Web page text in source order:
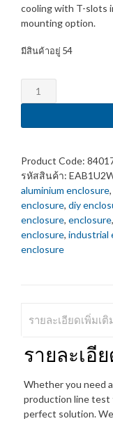
cooling with T-slots
mounting option.
มีสินค้าอยู่ 54
จำนวน
EAB1U2W2D
200W-
Electronic
Enclosure
Heat
Sink
Dust
free
ชิ้น
Product Code:
รหัสสินค้า:
aluminium enclosure,
enclosure, diy
enclosure, enclosure,
enclosure, industrial
enclosure
รายละเอียดเพิ่มเติ
รายละเอี
Whether you need
production line test
perfect solution.